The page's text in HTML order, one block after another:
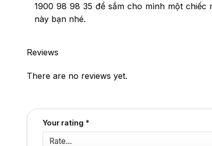
1900 98 98 35 để sắm cho mình một
này bạn nhé.
Reviews
There are no reviews yet.
Your rating *